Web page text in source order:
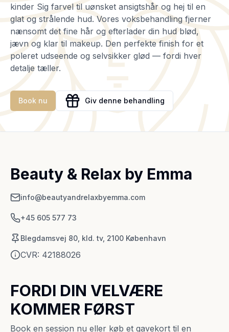
kinder Sig farvel til uønsket ansigtshår og hej til en
glat og strålende hud. Vores voksbehandling fjerner
nænsomt det fine hår og efterlader din hud blød,
jævn og klar til makeup. Den perfekte finish for et
poleret udseende og selvsikker glød — fordi hver
detalje tæller.
Book nu Giv denne behandling
Beauty & Relax by Emma
info@beautyandrelaxbyemma.com
+45 605 577 73
Blegdamsvej 80, kld. tv, 2100 København
CVR: 42188026
FORDI DIN VELVÆRE
KOMMER FØRST
Book en session nu eller køb et gavekort til en